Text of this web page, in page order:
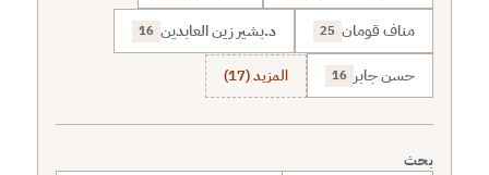
مناف قومان 25 د.بشير زين العابدين 16
حسن جابر 16 المزيد (17)
بحث